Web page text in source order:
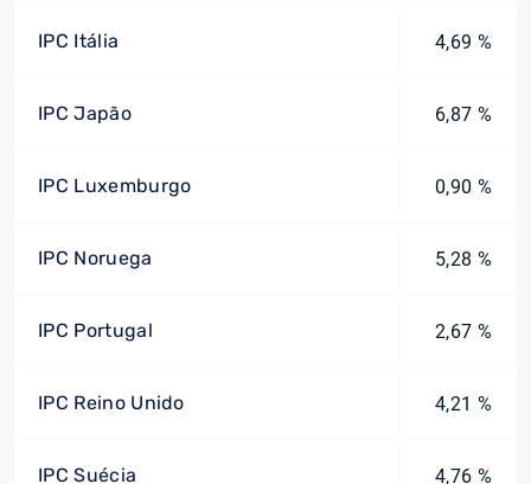
IPC Itália 4,69 %
IPC Japão 6,87 %
IPC Luxemburgo 0,90 %
IPC Noruega 5,28 %
IPC Portugal 2,67 %
IPC Reino Unido 4,21 %
IPC Suécia 4,76 %